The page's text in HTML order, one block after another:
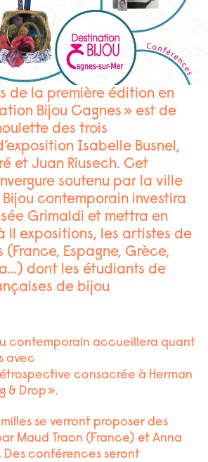
de la première édition en
Bijou Cagnes » est de
des trois
Isabelle Busnel,
et Juan Riusech. Cet
soutenu par la ville
contemporain investira
Grimaldi et mettra en
11 expositions, les artistes de
(France, Espagne, Grèce,
dont les étudiants de
de bijou
contemporain accueillera quant
avec
consacrée à Herman
& Drop ».
se verront proposer des
Maud Traon (France) et Anna
Des conférences seront